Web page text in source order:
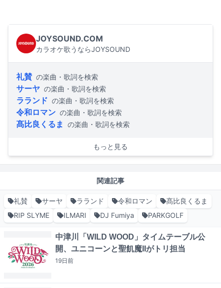
JOYSOUND.COM
カラオケ歌うならJOYSOUND
礼賛 の楽曲・歌詞を検索
サーヤ の楽曲・歌詞を検索
ラランド の楽曲・歌詞を検索
令和ロマン の楽曲・歌詞を検索
髙比良くるま の楽曲・歌詞を検索
もっと見る
関連記事
礼賛 サーヤ ラランド 令和ロマン
髙比良くるま
RIP SLYME
ILMARI DJ Fumiya PARKGOLF
中津川「WILD WOOD」タイムテーブル公
開、ユニコーンと聖飢魔IIがトリ担当
19日前